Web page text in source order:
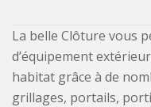
La belle Clôture vous
d’équipement
habitat grâce à de
grillages, portails,